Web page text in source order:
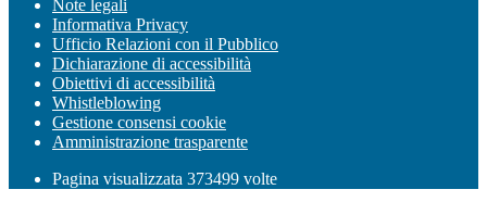
Note legali
Informativa Privacy
Ufficio Relazioni con il Pubblico
Dichiarazione di accessibilità
Obiettivi di accessibilità
Whistleblowing
Gestione consensi cookie
Amministrazione trasparente
Pagina visualizzata 373499 volte